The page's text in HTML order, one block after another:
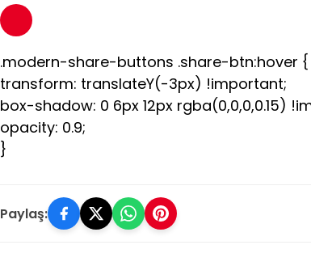
.modern-share-buttons .share-btn:hover {
transform: translateY(-3px) !important;
box-shadow: 0 6px 12px rgba(0,0,0,0.15)
opacity: 0.9;
}
Paylaş: